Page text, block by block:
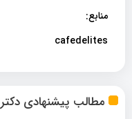
مطالب پیشنهادی دکتر
منابع:
cafedelites